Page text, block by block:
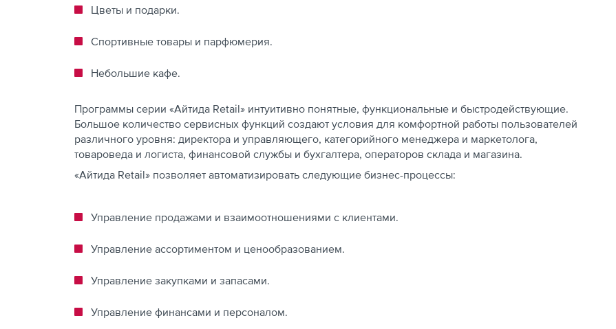
Цветы и подарки.
Спортивные товары и парфюмерия.
Небольшие кафе.
Программы серии «Айтида Retail» интуитивно понятные, функциональные и быстродействующие.
Большое количество сервисных функций создают условия для комфортной работы пользователей
различного уровня: директора и управляющего, категорийного менеджера и маркетолога,
товароведа и логиста, финансовой службы и бухгалтера, операторов склада и магазина.
«Айтида Retail» позволяет автоматизировать следующие бизнес-процессы:
Управление продажами и взаимоотношениями с клиентами.
Управление ассортиментом и ценообразованием.
Управление закупками и запасами.
Управление финансами и персоналом.